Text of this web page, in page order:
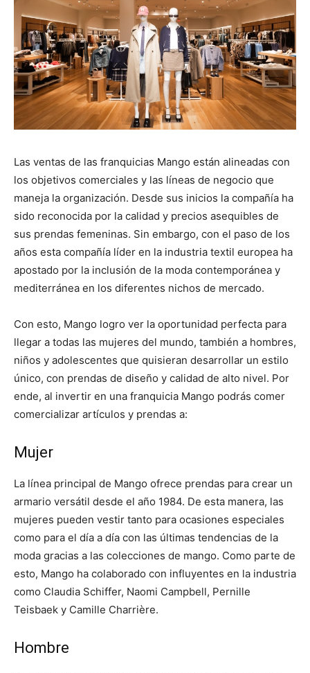
Las ventas de las franquicias Mango están alineadas con
los objetivos comerciales y las líneas de negocio que
maneja la organización. Desde sus inicios la compañía ha
sido reconocida por la calidad y precios asequibles de
sus prendas femeninas. Sin embargo, con el paso de los
años esta compañía líder en la industria textil europea ha
apostado por la inclusión de la moda contemporánea y
mediterránea en los diferentes nichos de mercado.
Con esto, Mango logro ver la oportunidad perfecta para
llegar a todas las mujeres del mundo, también a hombres,
niños y adolescentes que quisieran desarrollar un estilo
único, con prendas de diseño y calidad de alto nivel. Por
ende, al invertir en una franquicia Mango podrás comer
comercializar artículos y prendas a:
Mujer
La línea principal de Mango ofrece prendas para crear un
armario versátil desde el año 1984. De esta manera, las
mujeres pueden vestir tanto para ocasiones especiales
como para el día a día con las últimas tendencias de la
moda gracias a las colecciones de mango. Como parte de
esto, Mango ha colaborado con influyentes en la industria
como Claudia Schiffer, Naomi Campbell, Pernille
Teisbaek y Camille Charrière.
Hombre